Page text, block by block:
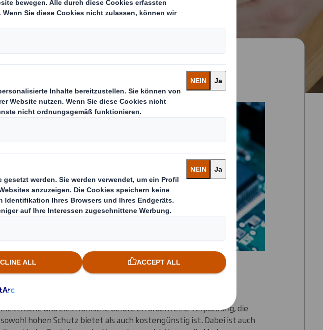
Elektrische und elektronische Geräte erfordern eine Verpackung, die
sowohl hohen Schutz bietet als auch kostengünstig ist. Dabei ist auch